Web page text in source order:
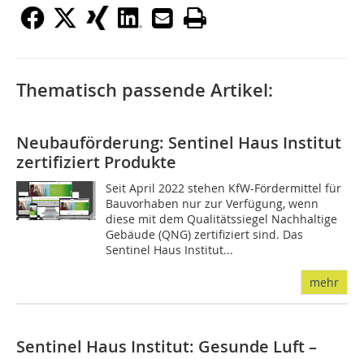
Thematisch passende Artikel:
Neubauförderung: Sentinel Haus Institut
zertifiziert Produkte
Seit April 2022 stehen KfW-Fördermittel für
Bauvorhaben nur zur Verfügung, wenn
diese mit dem Qualitätssiegel Nachhaltige
Gebäude (QNG) zertifiziert sind. Das
Sentinel Haus Institut...
mehr
Sentinel Haus Institut: Gesunde Luft –